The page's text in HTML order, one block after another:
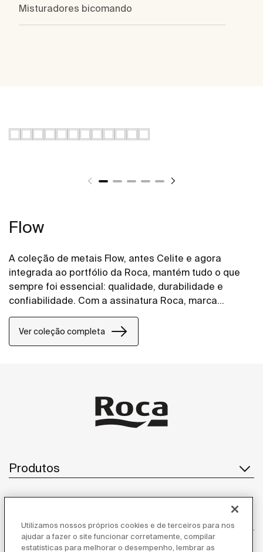
Misturadores bicomando
Flow
A coleção de metais Flow, antes Celite e agora
integrada ao portfólio da Roca, mantém tudo o que
sempre foi essencial: qualidade, durabilidade e
confiabilidade. Com a assinatura Roca, marca
referência global em soluções para banheiros, a
coleção de torneiras, misturadores, duchas
higiênicas e acabamentos de registro ganha ainda
Roca, trazem leveza e sofisticação para o projeto de
banheiro e lavabo, sem abrir mão da robustez que o
Ver coleção completa
Produtos
Atendimento ao cliente
Utilizamos nossos próprios cookies e de terceiros para nos
ajudar a fazer o site funcionar corretamente, compilar
estatísticas para melhorar o desempenho, lembrar as